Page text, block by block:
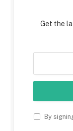
Get the
By